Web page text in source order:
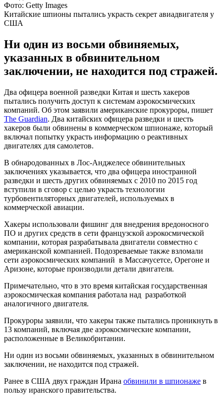
Фото: Getty Images
Китайские шпионы пытались украсть секрет авиадвигателя у
США
Ни один из восьми обвиняемых,
указанных в обвинительном
заключении, не находится под стражей.
Два офицера военной разведки Китая и шесть хакеров
пытались получить доступ к системам аэрокосмических
компаний. Об этом заявили американские прокуроры, пишет
The Guardian. Два китайских офицера разведки и шесть
хакеров были обвинены в коммерческом шпионаже, который
включал попытку украсть информацию о реактивных
двигателях для самолетов.
В обнародованных в Лос-Анджелесе обвинительных
заключениях указывается, что два офицера иностранной
разведки и шесть других обвиняемых с 2010 по 2015 год
вступили в сговор с целью украсть технологии
турбовентиляторных двигателей, используемых в
коммерческой авиации.
Хакеры использовали фишинг для внедрения вредоносного
ПО и других средств в сети французской аэрокосмической
компании, которая разрабатывала двигатели совместно с
американской компанией. Подозреваемые также взломали
сети аэрокосмических компаний в Массачусетсе, Орегоне и
Аризоне, которые производили детали двигателя.
Примечательно, что в это время китайская государственная
аэрокосмическая компания работала над разработкой
аналогичного двигателя.
Прокуроры заявили, что хакеры также пытались проникнуть в
13 компаний, включая две аэрокосмические компании,
расположенные в Великобритании.
Ни один из восьми обвиняемых, указанных в обвинительном
заключении, не находится под стражей.
Ранее в США двух граждан Ирана обвинили в шпионаже в
пользу иранского правительства.